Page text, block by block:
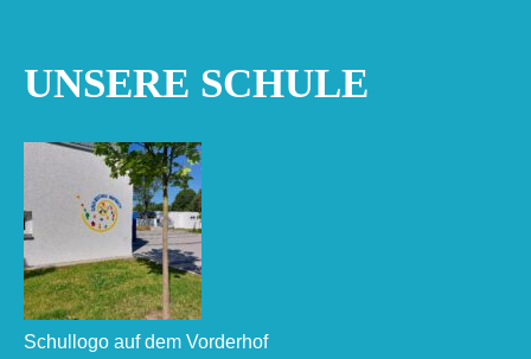
UNSERE SCHULE
Schullogo auf dem Vorderhof